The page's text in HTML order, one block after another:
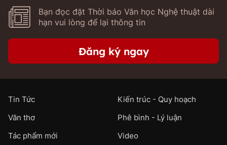
Bạn đọc đặt Thời báo Văn học Nghệ thuật dài
hạn vui lòng để lại thông tin
Đăng ký ngay
Tin Tức
Kiến trúc - Quy hoạch
Văn thơ
Phê bình - Lý luận
Tác phẩm mới
Video